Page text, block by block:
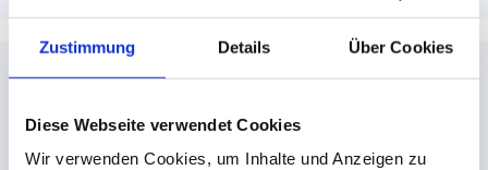
Zustimmung Details Über Cookies
Diese Webseite verwendet Cookies
Wir verwenden Cookies, um Inhalte und Anzeigen zu
Bei einem professionellen Klaviertransport
durch DACHSER & KOLB ist das Risiko dank
spezieller Schutzmaßnahmen und erfahrener
Klavier?